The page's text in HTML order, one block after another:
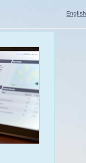
English